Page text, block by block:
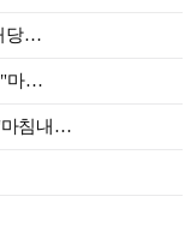
당…
"마…
마침내…